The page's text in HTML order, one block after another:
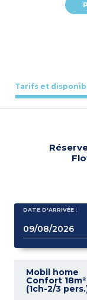
Tarifs et
DATE D'ARRIVÉE :
Mobil home
Confort 18m²
(1ch-2/3